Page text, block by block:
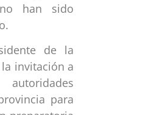
han sido
de la
invitación a
para